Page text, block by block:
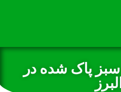
پاک شده در
البرز